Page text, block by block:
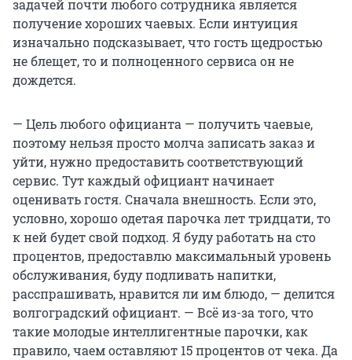
задачей почти любого сотрудника является
получение хороших чаевых. Если интуиция
изначально подсказывает, что гость щедростью
не блещет, то и полноценного сервиса он не
дождется.
— Цель любого официанта — получить чаевые,
поэтому нельзя просто молча записать заказ и
уйти, нужно предоставить соответствующий
сервис. Тут каждый официант начинает
оценивать гостя. Сначала внешность. Если это,
условно, хорошо одетая парочка лет тридцати, то
к ней будет свой подход. Я буду работать на сто
процентов, предоставлю максимальный уровень
обслуживания, буду подливать напитки,
расспрашивать, нравится ли им блюдо, — делится
волгоградский официант. — Всё из-за того, что
такие молодые интеллигентные парочки, как
правило, чаем оставляют 15 процентов от чека. Да